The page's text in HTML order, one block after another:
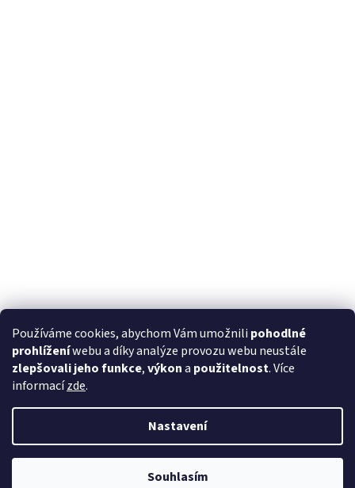
Používáme cookies, abychom Vám umožnili pohodlné
prohlíženíwebu a díky analýze provozu webu neustále
zlepšovali jeho funkce,výkona použitelnost. Více
informacízde.
Nastavení
Souhlasím